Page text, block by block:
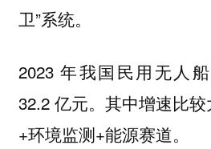
卫”系统。
2023 年我国民用无人
32.2 亿元。其中增速比
+环境监测+能源赛道。